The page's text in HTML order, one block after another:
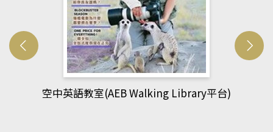
網管人(kono平台)